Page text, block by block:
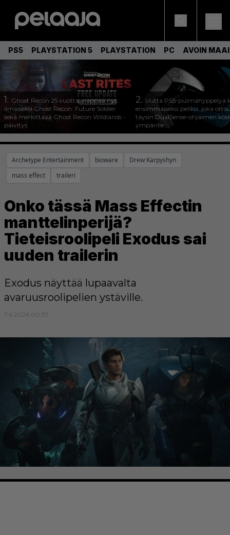
PS5 PLAYSTATION 5 PLAYSTATION PC AVOIN
1. Ghost Recon 25 vuotta: nappaa nyt
ilmaiseksi Ghost Recon: Future Soldier
sekä merkittävä Ghost Recon Wildlands -
päivitys
2. Uutta PS5-pulmahyppelyä
ensimmäiseksi peliksi, joka on
täysin DualSense-ohjaimen
ympärille
Archetype Entertainment bioware
Drew Karpyshyn
mass effect
traileri
Onko tässä Mass Effectin
manttelinperijä?
Tieteisroolipeli Exodus sai
uuden trailerin
Exodus näyttää lupaavalta
avaruusroolipelien ystäville.
7.6.2026 00:37